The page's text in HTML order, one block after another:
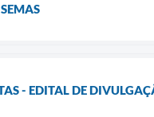
- EDITAL DE